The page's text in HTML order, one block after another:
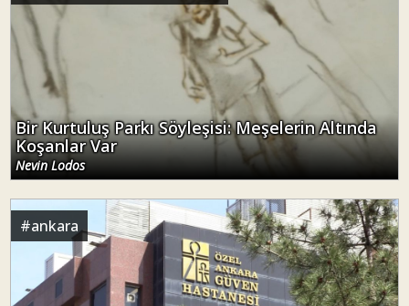
Bir Kurtuluş Parkı Söyleşisi: Meşelerin Altında
Koşanlar Var
Nevin Lodos
#ankara